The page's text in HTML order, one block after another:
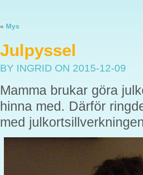
« Mys
Julpyssel
BY INGRID ON 2015-12-09
Mamma brukar göra
hinna med. Därför
med